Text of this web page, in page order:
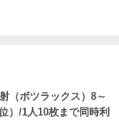
（ボツラックス）8～
）/1人10枚まで同時利